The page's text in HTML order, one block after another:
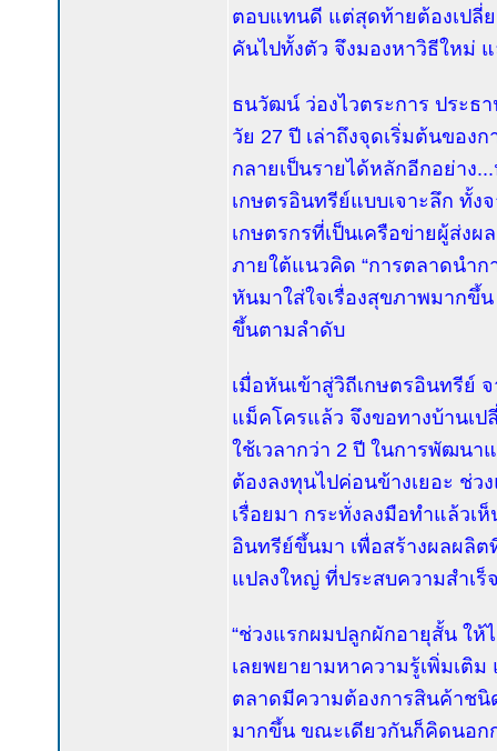
ตอบแทนดี แต่สุดท้ายต้องเปลี่
คันไปทั้งตัว จึงมองหาวิธีใหม่
ธนวัฒน์ ว่องไวตระการ ประธ
วัย 27 ปี เล่าถึงจุดเริ่มต้นของ
กลายเป็นรายได้หลักอีกอย่าง
เกษตรอินทรีย์แบบเจาะลึก ทั้ง
เกษตรกรที่เป็นเครือข่ายผู้ส่ง
ภายใต้แนวคิด “การตลาดนำ
หันมาใส่ใจเรื่องสุขภาพมากขึ้
ขึ้นตามลำดับ
เมื่อหันเข้าสู่วิถีเกษตรอินทรีย์
แม็คโครแล้ว จึงขอทางบ้านเ
ใช้เวลากว่า 2 ปี ในการพัฒน
ต้องลงทุนไปค่อนข้างเยอะ ช่
เรื่อยมา กระทั่งลงมือทำแล้วเ
อินทรีย์ขึ้นมา เพื่อสร้างผลผลิ
แปลงใหญ่ ที่ประสบความสำเร็
“ช่วงแรกผมปลูกผักอายุสั้น ให้
เลยพยายามหาความรู้เพิ่มเติ
ตลาดมีความต้องการสินค้าชนิ
มากขึ้น ขณะเดียวกันก็คิดนอก